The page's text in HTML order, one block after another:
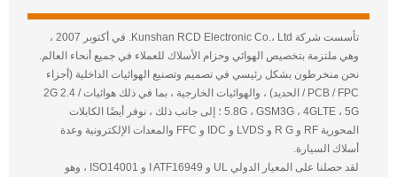
تأسست شركة Kunshan RCD Electronic Co.، Ltd. في أكتوبر 2007 ،
وهي ملتزمة بتخصيص الهوائي وحزام الأسلاك للعملاء في جميع أنحاء العالم.
نحن منخرطون بشكل رئيسي في تصميم وتصنيع الهوائيات الداخلية (أجزاء
PCB / FPC / الحديد) ، والهوائيات الخارجية ، بما في ذلك هوائيات 2G 2.4 /
5.8G ، GSM3G ، 4GLTE ، 5G ؛ إلى جانب ذلك ، نوفر أيضًا الكابلات
المحورية RF و R G و LVDS و IDC و FFC والمعدات الإلكترونية وعدة
أسلاك السيارة.
لقد حصلنا على المعيار الدولي UL و I ATF16949 و ISO14001 ، وهو